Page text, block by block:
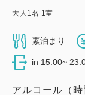
大人 1 名 1 室
素泊まり
in 15:00~
アルコール（